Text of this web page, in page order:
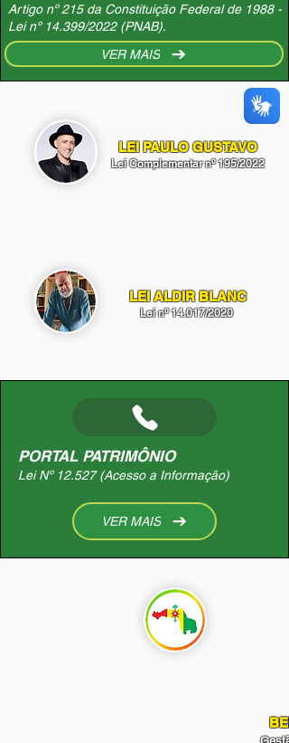
Artigo nº 215 da Constituição Federal de 1988 -
Lei nº 14.399/2022 (PNAB).
VER MAIS
LEI PAULO GUSTAVO
Lei Complementar nº 195/2022
LEI ALDIR BLANC
Lei nº 14.017/2020
PORTAL PATRIMÔNIO
Lei Nº 12.527 (Acesso a Informação)
VER MAIS